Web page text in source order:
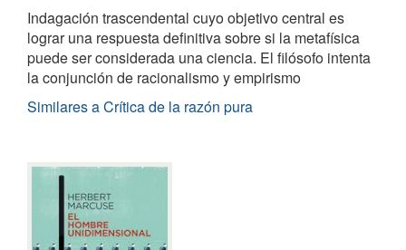
Indagación trascendental cuyo objetivo central es
lograr una respuesta definitiva sobre si la metafísica
puede ser considerada una ciencia. El filósofo intenta
la conjunción de racionalismo y empirismo
Similares a Crítica de la razón pura